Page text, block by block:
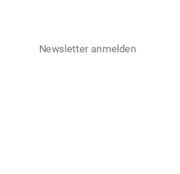
Newsletter anmelden